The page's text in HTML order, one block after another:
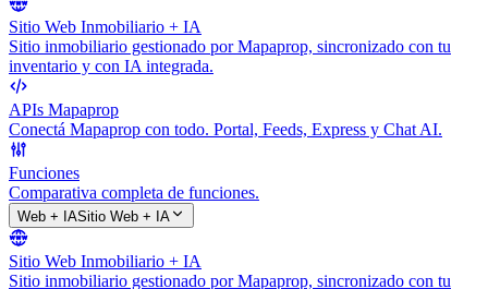
Sitio Web Inmobiliario + IA
Sitio inmobiliario gestionado por Mapaprop, sincronizado con tu
inventario y con IA integrada.
APIs Mapaprop
Conectá Mapaprop con todo. Portal, Feeds, Express y Chat AI.
Funciones
Comparativa completa de funciones.
Web + IASitio Web + IA
Sitio Web Inmobiliario + IA
Sitio inmobiliario gestionado por Mapaprop, sincronizado con tu